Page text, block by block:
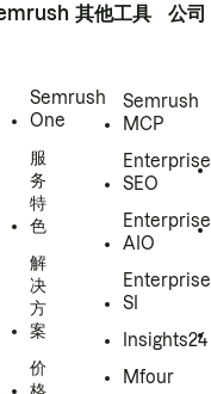
Semrush
One
服
务
特
色
解
决
方
案
价
其他工具
Semrush
MCP
Enterprise
SEO
Enterprise
AIO
Enterprise
SI
Insights24
Mfour
公司